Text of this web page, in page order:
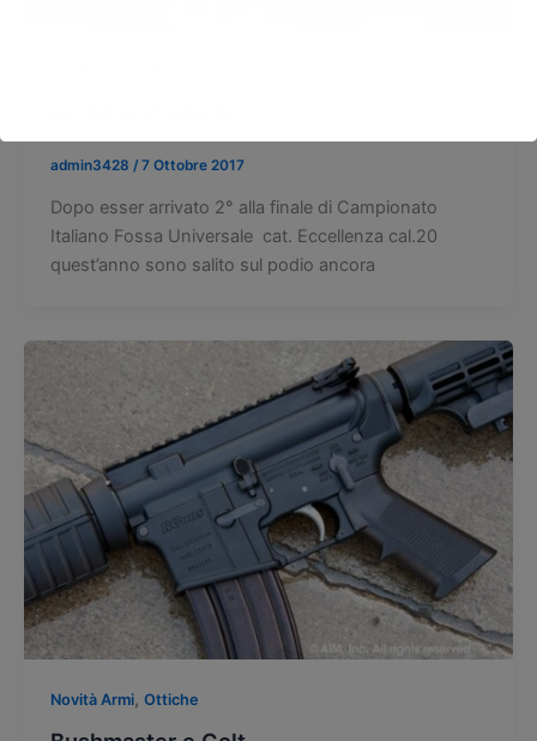
admin3428 / 7 Ottobre 2017
Dopo esser arrivato 2° alla finale di Campionato
Italiano Fossa Universale cat. Eccellenza cal.20
quest’anno sono salito sul podio ancora
Novità Armi, Ottiche